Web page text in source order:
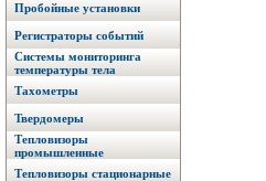
Пробойные установки
Регистраторы событий
Системы мониторинга
температуры тела
Тахометры
Твердомеры
Тепловизоры
промышленные
Тепловизоры стационарные